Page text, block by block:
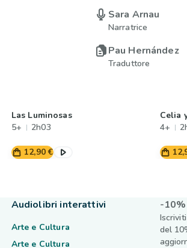
Sara Arnau
Narratrice
Pau Hernández
Traduttore
Las Luminosas
5+
2h03
12,90 €
Celia
4+
-
del
Audiolibri interattivi
Arte e Cultura
Arte e Cultura